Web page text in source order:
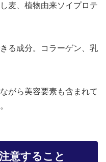
麦、植物由来ソイプロテ
る成分。コラーゲン、乳
がら美容要素も含まれて
意すること